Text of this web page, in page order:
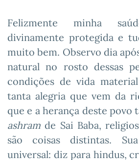
Felizmente minha
divinamente protegida e
muito bem. Observo dia
natural no rosto dessas
condições de vida
tanta alegria que vem da
que e a herança deste povo
ashram de Sai Baba,
são coisas distintas.
universal: diz para hindus,